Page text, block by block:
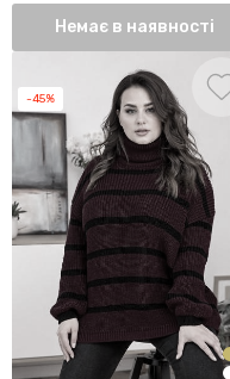
Немає в наявності
-45%